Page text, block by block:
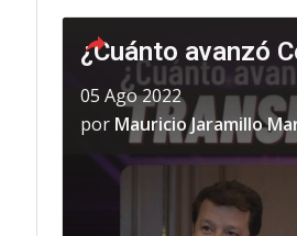
¿Cuánto avanzó
05 Ago 2022
por Mauricio Jaramillo